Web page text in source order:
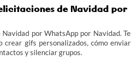
de Navidad por
por WhatsApp por Navidad. Te
crear gifs personalizados, cómo enviar
y silenciar grupos.